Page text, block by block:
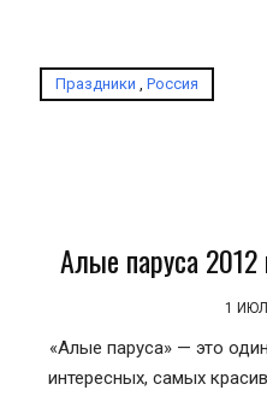
Праздники , Россия
Алые паруса 2012
1
«Алые паруса» — это
интересных, самых